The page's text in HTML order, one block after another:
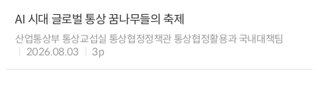
AI 시대 글로벌 통상 꿈나무들의 축제
산업통상부 통상교섭실 통상협정정책관 통상협정활용과 국내대책팀
2026.08.03
3p